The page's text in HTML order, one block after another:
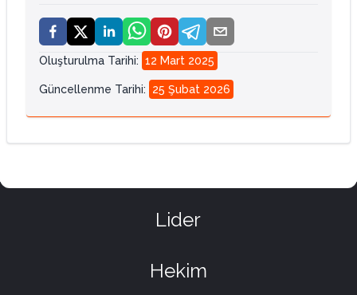
Oluşturulma Tarihi: 12 Mart 2025
Güncellenme Tarihi: 25 Şubat 2026
Lider
Hekim